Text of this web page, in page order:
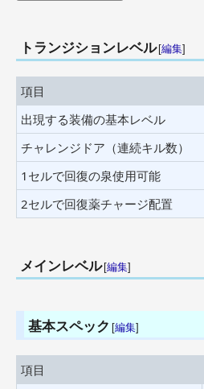
トランジションレベル [編集]
項目
出現する装備の基本レベル
チャレンジドア（連続キル数）
1セルで回復の泉使用可能
2セルで回復薬チャージ配置
メインレベル [編集]
基本スペック [編集]
項目